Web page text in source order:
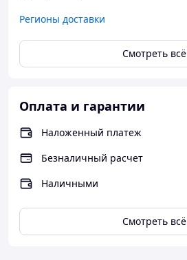
Регионы доставки
Смотреть всё
Оплата и гарантии
Наложенный платеж
Безналичный расчет
Наличными
Смотреть всё